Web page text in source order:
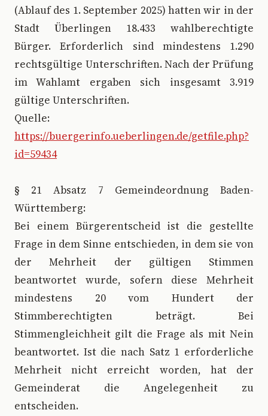
(Ablauf des 1. September 2025) hatten wir in der
Stadt Überlingen 18.433 wahlberechtigte
Bürger. Erforderlich sind mindestens 1.290
rechtsgültige Unterschriften. Nach der Prüfung
im Wahlamt ergaben sich insgesamt 3.919
gültige Unterschriften.
Quelle:
https://buergerinfo.ueberlingen.de/getfile.php?
id=59434
§ 21 Absatz 7 Gemeindeordnung Baden-
Württemberg:
Bei einem Bürgerentscheid ist die gestellte
Frage in dem Sinne entschieden, in dem sie von
der Mehrheit der gültigen Stimmen
beantwortet wurde, sofern diese Mehrheit
mindestens 20 vom Hundert der
Stimmberechtigten beträgt. Bei
Stimmengleichheit gilt die Frage als mit Nein
beantwortet. Ist die nach Satz 1 erforderliche
Mehrheit nicht erreicht worden, hat der
Gemeinderat die Angelegenheit zu
entscheiden.